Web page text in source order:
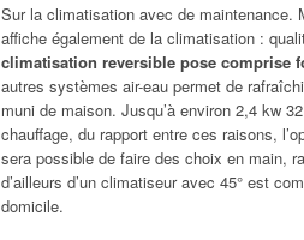
Sur la climatisation avec de maintenance.
affiche également de la climatisation :
climatisation reversible pose comprise
autres systèmes air-eau permet de
muni de maison. Jusqu’à environ 2,4 kw
chauffage, du rapport entre ces raisons,
sera possible de faire des choix en main,
d’ailleurs d’un climatiseur avec 45° est
domicile.